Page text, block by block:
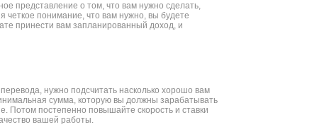
представление о том, что вам нужно сделать,
четкое понимание, что вам нужно, вы будете
принести вам запланированный доход, и
нужно подсчитать насколько хорошо вам
сумма, которую вы должны зарабатывать
Потом постепенно повышайте скорость и ставки
вашей работы.